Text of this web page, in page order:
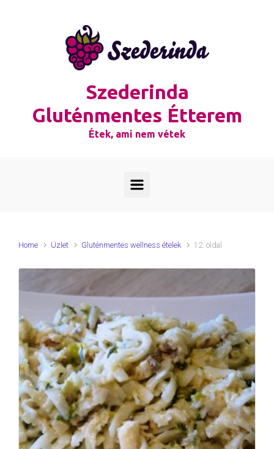
Szederinda
Gluténmentes Étterem
Étek, ami nem vétek
Home Üzlet Gluténmentes wellness ételek 12. oldal